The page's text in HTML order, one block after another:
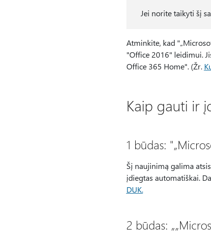
Jei norite taikyti šį
Atminkite, kad
"Office 2016" leidimui.
Office 365 Home". (Žr.
Kaip gauti ir
1 būdas:
Šį naujinimą galima
įdiegtas automatiškai.
DUK.
2 būdas: